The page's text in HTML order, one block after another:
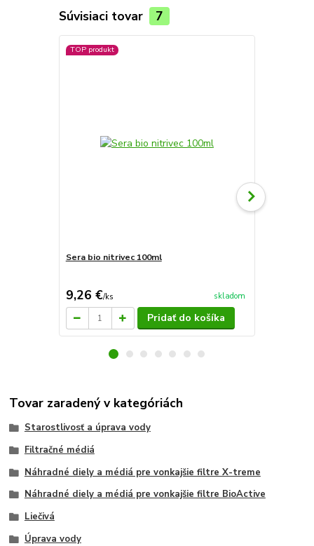
Súvisiaci tovar 7
TOP produkt
Sera bio nitrivec 100ml
9,26 €/ks skladom
Pridať do košíka
Tovar zaradený v kategóriách
Starostlivosť a úprava vody
Filtračné médiá
Náhradné diely a médiá pre vonkajšie filtre X-treme
Náhradné diely a médiá pre vonkajšie filtre BioActive
Liečivá
Úprava vody